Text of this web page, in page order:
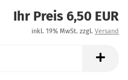
Ihr Preis 6,50 EUR
inkl. 19% MwSt. zzgl. Versand